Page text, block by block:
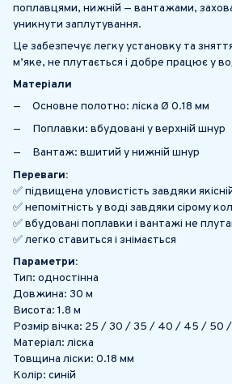
поплавцями, нижній — вантажами,
уникнути заплутування.
Це забезпечує легку установку та
м’яке, не плутається і добре працює у
Матеріали
Основне полотно: ліска Ø 0.18 мм
Поплавки: вбудовані у верхній шнур
Вантаж: вшитий у нижній шнур
Переваги:
✅ підвищена уловистість завдяки
✅ непомітність у воді завдяки сірому
✅ вбудовані поплавки і вантажі не
✅ легко ставиться і знімається
Параметри:
Тип: одностінна
Довжина: 30 м
Висота: 1.8 м
Розмір вічка: 25 / 30 / 35 / 40 / 45 / 50
Матеріал: ліска
Товщина ліски: 0.18 мм
Колір: синій